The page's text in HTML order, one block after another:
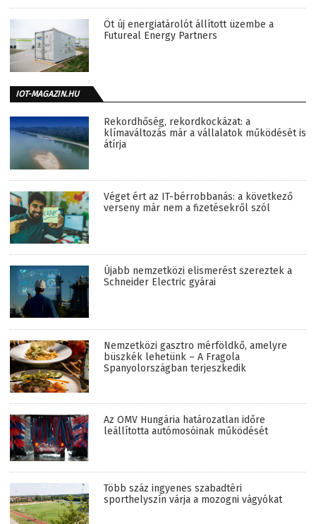
Öt új energiatárolót állított üzembe a
Futureal Energy Partners
IOT-MAGAZIN.HU
Rekordhőség, rekordkockázat: a
klímaváltozás már a vállalatok működését is
átírja
Véget ért az IT-bérrobbanás: a következő
verseny már nem a fizetésekről szól
Újabb nemzetközi elismerést szereztek a
Schneider Electric gyárai
Nemzetközi gasztro mérföldkő, amelyre
büszkék lehetünk – A Fragola
Spanyolországban terjeszkedik
Az OMV Hungária határozatlan időre
leállította autómosóinak működését
Több száz ingyenes szabadtéri
sporthelyszín várja a mozogni vágyókat